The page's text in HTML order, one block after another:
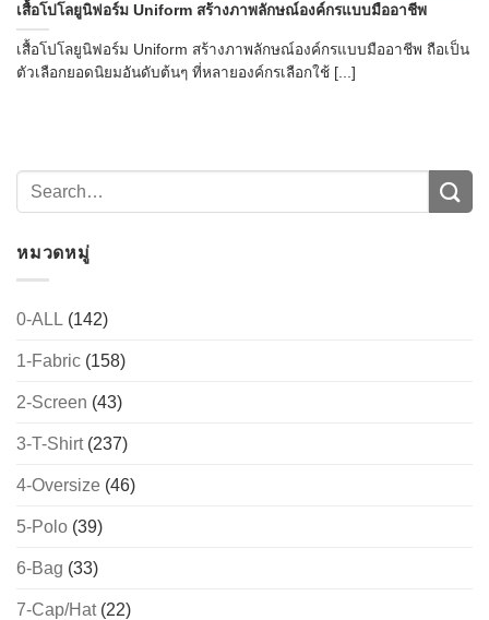
เสื้อโปโลยูนิฟอร์ม Uniform สร้างภาพลักษณ์องค์กรแบบมืออาชีพ
เสื้อโปโลยูนิฟอร์ม Uniform สร้างภาพลักษณ์องค์กรแบบมืออาชีพ ถือเป็น
ตัวเลือกยอดนิยมอันดับต้นๆ ที่หลายองค์กรเลือกใช้ [...]
หมวดหมู่
0-ALL (142)
1-Fabric (158)
2-Screen (43)
3-T-Shirt(237)
4-Oversize (46)
5-Polo (39)
6-Bag (33)
7-Cap/Hat(22)
CONTACT US